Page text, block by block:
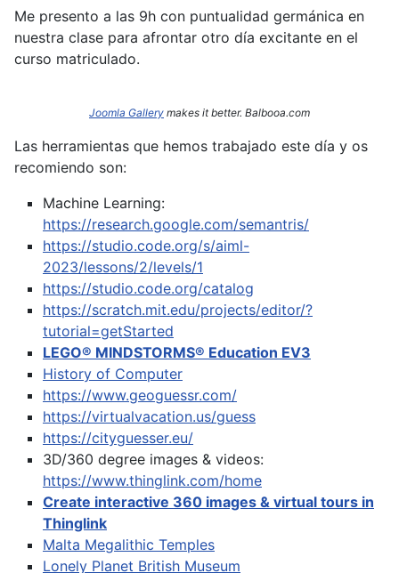
Me presento a las 9h con puntualidad germánica en
nuestra clase para afrontar otro día excitante en el
curso matriculado.
Joomla Gallery makes it better. Balbooa.com
Las herramientas que hemos trabajado este día y os
recomiendo son:
Machine Learning:
https://research.google.com/semantris/
https://studio.code.org/s/aiml-
2023/lessons/2/levels/1
https://studio.code.org/catalog
https://scratch.mit.edu/projects/editor/?
tutorial=getStarted
LEGO® MINDSTORMS® Education EV3
History of Computer
https://www.geoguessr.com/
https://virtualvacation.us/guess
https://cityguesser.eu/
3D/360 degree images & videos:
https://www.thinglink.com/home
Create interactive 360 images & virtual tours in
Thinglink
Malta Megalithic Temples
Lonely Planet British Museum